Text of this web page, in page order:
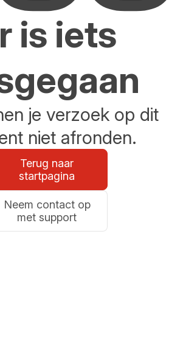
is iets
je verzoek op dit
niet afronden.
Terug naar
startpagina
Neem contact op
met support